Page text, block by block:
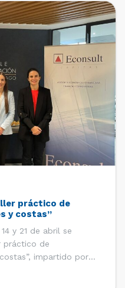
práctico de
y costas”
y 21 de abril se
práctico de
impartido por
Magíster en Economía